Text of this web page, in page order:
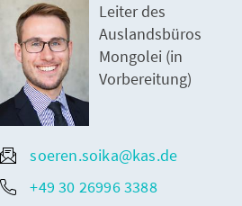
Leiter des
Auslandsbüros
Mongolei (in
Vorbereitung)
soeren.soika@kas.de
+49 30 26996 3388